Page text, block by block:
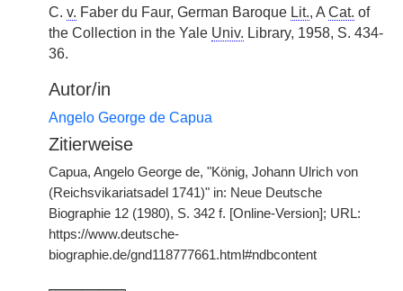
C. v. Faber du Faur, German Baroque Lit., A Cat. of
the Collection in the Yale Univ. Library, 1958, S. 434-
36.
Autor/in
Angelo George de Capua
Zitierweise
Capua, Angelo George de, "König, Johann Ulrich von
(Reichsvikariatsadel 1741)" in: Neue Deutsche
Biographie 12 (1980), S. 342 f. [Online-Version]; URL:
https://www.deutsche-
biographie.de/gnd118777661.html#ndbcontent